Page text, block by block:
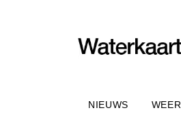
NIEUWS WEER